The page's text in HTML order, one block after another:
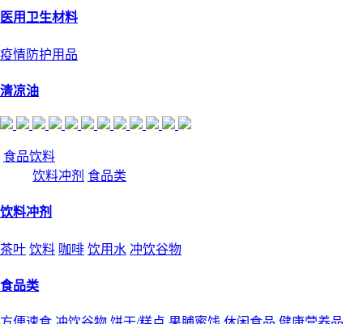
医用卫生材料
疫情防护用品
清凉油
食品饮料
饮料冲剂 食品类
饮料冲剂
茶叶 饮料 咖啡 饮用水 冲饮谷物
食品类